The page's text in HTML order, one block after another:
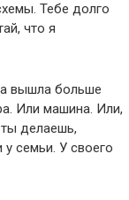
Тебе долго
что я
вышла больше
Или машина. Или,
делаешь,
семьи. У своего